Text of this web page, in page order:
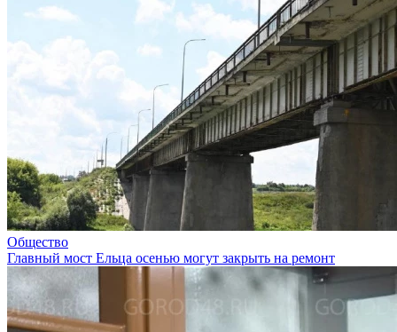
Общество
Главный мост Ельца осенью могут закрыть на ремонт